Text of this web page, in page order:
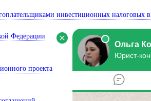
инвестиционных
Федерации
проекта